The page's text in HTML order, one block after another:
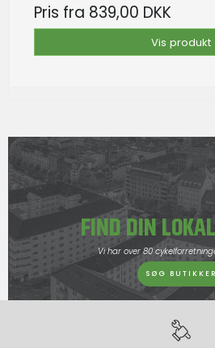
Pris fra 839,00 DKK
Vis produkt
FIND DIN
Vi har over 80
SØG BUTIKKER